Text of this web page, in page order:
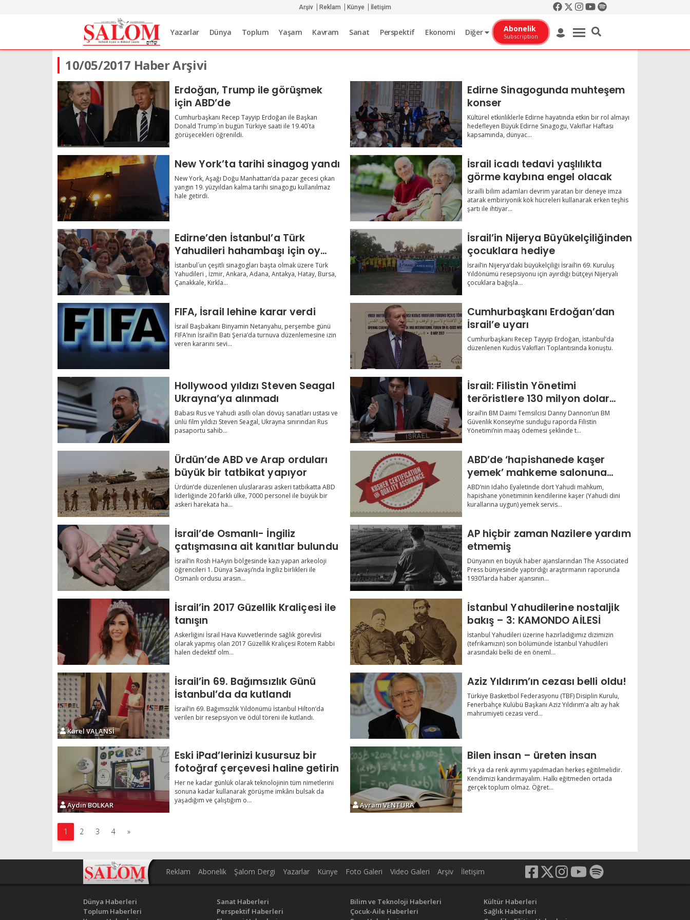
Arşiv Reklam Künye İletişim
Yazarlar Dünya Toplum Yaşam Kavram Sanat Perspektif Ekonomi Diğer Abonelik
Subscription
10/05/2017 Haber Arşivi
Erdoğan, Trump ile görüşmek
için ABD’de
Cumhurbaşkanı Recep Tayyip Erdoğan ile Başkan
Donald Trump´ın bugün Türkiye saati ile 19.40´ta
görüşecekleri öğrenildi.
Edirne Sinagogunda muhteşem
konser
Kültürel etkinliklerle Edirne hayatında etkin bir rol almayı
hedefleyen Büyük Edirne Sinagogu, Vakıflar Haftası
kapsamında, dünyac...
New York’ta tarihi sinagog yandı
New York, Aşağı Doğu Manhattan’da pazar gecesi çıkan
yangın 19. yüzyıldan kalma tarihi sinagogu kullanılmaz
hale getirdi.
İsrail icadı tedavi yaşlılıkta
görme kaybına engel olacak
İsrailli bilim adamları devrim yaratan bir deneye imza
atarak embiriyonik kök hücreleri kullanarak erken teşhis
şartı ile ihtiyar...
Edirne’den İstanbul’a Türk
Yahudileri hahambaşı için oy
kullandı
İstanbul´un çeşitli sinagogları başta olmak üzere Türk
Yahudileri , İzmir, Ankara, Adana, Antakya, Hatay, Bursa,
Çanakkale, Kırkla...
İsrail’in Nijerya Büyükelçiliğinden
çocuklara hediye
İsrail’in Nijerya’daki büyükelçiliği İsrail’in 69. Kuruluş
Yıldönümü resepsiyonu için ayırdığı bütçeyi Nijeryalı
çocuklara bağışla...
FIFA, İsrail lehine karar verdi
İsrail Başbakanı Binyamin Netanyahu, perşembe günü
FIFA’nın İsrail’in Batı Şeria’da turnuva düzenlemesine izin
veren kararını sevi...
Cumhurbaşkanı Erdoğan’dan
İsrail’e uyarı
Cumhurbaşkanı Recep Tayyip Erdoğan, İstanbul’da
düzenlenen Kudüs Vakıfları Toplantısında konuştu.
Hollywood yıldızı Steven Seagal
Ukrayna’ya alınmadı
Babası Rus ve Yahudi asıllı olan dövüş sanatları ustası ve
ünlü film yıldızı Steven Seagal, Ukrayna sınırından Rus
pasaportu sahib...
İsrail: Filistin Yönetimi
teröristlere 130 milyon dolar
verdi
İsrail’in BM Daimi Temsilcisi Danny Dannon’un BM
Güvenlik Konseyi’ne sunduğu raporda Filistin
Yönetimi’nin maaş ödemesi şeklinde t...
Ürdün’de ABD ve Arap orduları
büyük bir tatbikat yapıyor
Ürdün’de düzenlenen uluslararası askeri tatbikatta ABD
liderliğinde 20 farklı ülke, 7000 personel ile büyük bir
askeri harekata ha...
ABD’de ‘hapishanede kaşer
yemek’ mahkeme salonuna
taşındı
ABD’nin Idaho Eyaletinde dört Yahudi mahkum,
hapishane yönetiminin kendilerine kaşer (Yahudi dini
kurallarına uygun) yemek servis...
İsrail’de Osmanlı- İngiliz
çatışmasına ait kanıtlar bulundu
İsrail’in Rosh HaAyin bölgesinde kazı yapan arkeoloji
öğrencileri 1. Dünya Savaşı’nda İngiliz birlikleri ile
Osmanlı ordusu arasın...
AP hiçbir zaman Nazilere yardım
etmemiş
Dünyanın en büyük haber ajanslarından The Associated
Press bünyesinde yaptırdığı araştırmanın raporunda
1930’larda haber ajansının...
İsrail’in 2017 Güzellik Kraliçesi ile
tanışın
Askerliğini İsrail Hava Kuvvetlerinde sağlık görevlisi
olarak yapmış olan 2017 Güzellik Kraliçesi Rotem Rabbi
halen dedektif olm...
İstanbul Yahudilerine nostaljik
bakış – 3: KAMONDO AİLESİ
İstanbul Yahudileri üzerine hazırladığımız dizimizin
(tefrikamızın) son bölümünde İstanbul Yahudileri
arasındaki belki de en öneml...
Karel VALANSİ
İsrail’in 69. Bağımsızlık Günü
İstanbul’da da kutlandı
İsrail’in 69. Bağımsızlık Yıldönümü İstanbul Hilton’da
verilen bir resepsiyon ve ödül töreni ile kutlandı.
Aziz Yıldırım’ın cezası belli oldu!
Türkiye Basketbol Federasyonu (TBF) Disiplin Kurulu,
Fenerbahçe Kulübü Başkanı Aziz Yıldırım’a altı ay hak
mahrumiyeti cezası verd...
Aydın BOLKAR
Eski iPad’lerinizi kusursuz bir
fotoğraf çerçevesi haline getirin
Her ne kadar günlük olarak teknolojinin tüm nimetlerini
sonuna kadar kullanarak görüşme imkânı bulsak da
yaşadığım ve çalıştığım o...
Avram VENTURA
Bilen insan – üreten insan
“Irk ya da renk ayrımı yapılmadan herkes eğitilmelidir.
Kendimizi kandırmayalım. Halkı eğitmeden ortada
gerçek toplum olmaz. Öğret...
1 2 3 4 »
Reklam Abonelik Şalom Dergi Yazarlar Künye Foto Galeri Video Galeri Arşiv İletişim
Dünya Haberleri
Toplum Haberleri
Sanat Haberleri
Perspektif Haberleri
Bilim ve Teknoloji Haberleri
Çocuk-Aile Haberleri
Kültür Haberleri
Sağlık Haberleri